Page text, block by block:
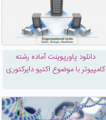
دانلود پاورپوینت آماده رشته
کامپیوتر با موضوع اکتیو دایرکتوری